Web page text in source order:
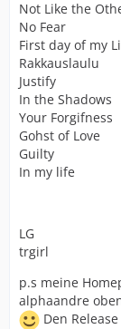
Not Like the
No Fear
First day of my
Rakkauslaulu
Justify
In the Shadows
Your Forgifness
Gohst of Love
Guilty
In my life
LG
trgirl
p.s meine
alphaandre
Den